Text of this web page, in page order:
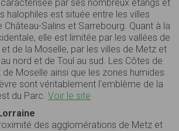
par ses nombreux étangs et
halophiles est située entre les villes
Château-Salins et Sarrebourg. Quant à la
elle est limitée par les vallées de
et de la Moselle, par les villes de Metz et
nord et de Toul au sud. Les Côtes de
de Moselle ainsi que les zones humides
sont véritablement l'emblème de la
du Parc. Voir le site
des agglomérations de Metz et